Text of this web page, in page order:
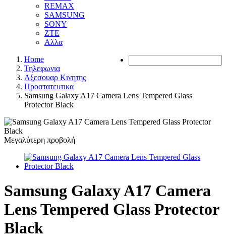
REMAX
SAMSUNG
SONY
ZTE
Αλλα
Home
Τηλεφωνια
Αξεσουαρ Κινητης
Προστατευτικα
Samsung Galaxy A17 Camera Lens Tempered Glass
Protector Black
Μεγαλύτερη προβολή
Samsung Galaxy A17 Camera
Lens Tempered Glass Protector
Black